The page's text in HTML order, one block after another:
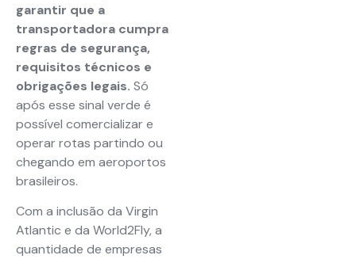
garantir que a
transportadora cumpra
regras de segurança,
requisitos técnicos e
obrigações legais. Só
após esse sinal verde é
possível comercializar e
operar rotas partindo ou
chegando em aeroportos
brasileiros.
Com a inclusão da Virgin
Atlantic e da World2Fly, a
quantidade de empresas